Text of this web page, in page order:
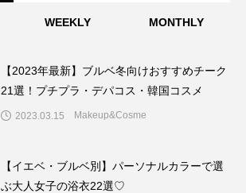
WEEKLY MONTHLY
【2023年最新】ブルベ冬向けおすすめチーク
21選！プチプラ・デパコス・韓国コスメ
2023.03.15 Makeup&Cosme
【イエベ・ブルベ別】パーソナルカラーで選
ぶ大人女子の浴衣22選♡